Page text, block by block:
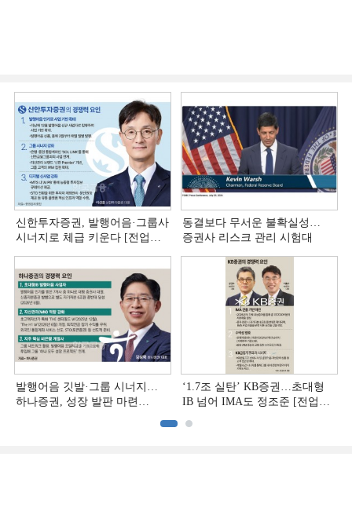
신한투자증권, 발행어음·그룹사
시너지로 체급 키운다 [전업계
동결보다 무서운 불확실성…
증권사 리스크 관리 시험대
발행어음 깃발·그룹 시너지…
하나증권, 성장 발판 마련
‘1.7조 실탄’ KB증권…초대형
IB 넘어 IMA도 정조준 [전업계